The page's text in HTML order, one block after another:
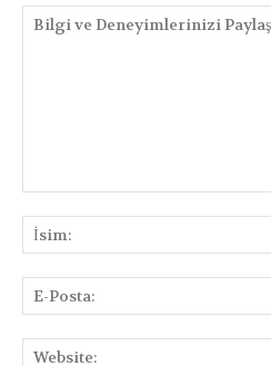
ve
Deneyimlerinizi